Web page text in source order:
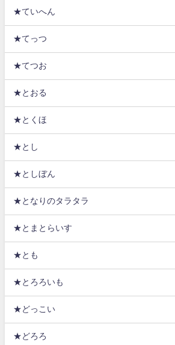
★ていへん
★てっつ
★てつお
★とおる
★とくほ
★とし
★としぼん
★となりのタラタラ
★とまとらいす
★とも
★とろろいも
★どっこい
★どろろ